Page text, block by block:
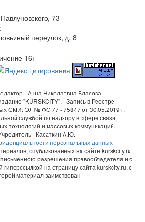
73
переулок, д. 8
- Анна Николаевна Власова
"KURSKCITY". - Запись в Реестре
СМИ: ЭЛ № ФС 77 - 75847 от 30.05.2019 г.
службой по надзору в сфере связи,
технологий и массовых коммуникаций.
- Касаткин А.Ю.
персональных данных
опубликованных на сайте kurskcity.ru
письменного разрешения правообладателя и с
на страницу сайта kurskcity.ru, с
материал заимствован